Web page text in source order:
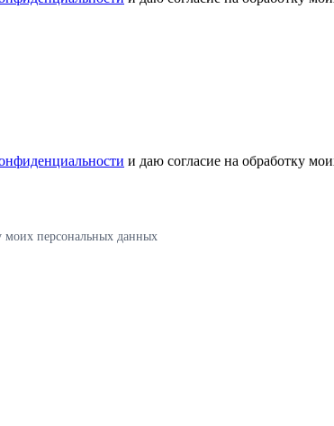
и даю согласие на обработку
моих персональных данных